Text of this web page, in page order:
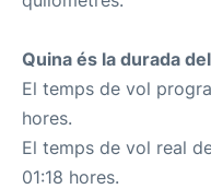
Quina és la durada
El temps de vol
hores.
El temps de vol real
01:18 hores.